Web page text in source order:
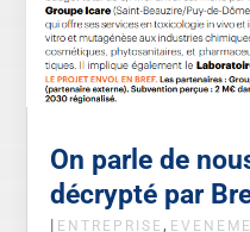
On parle de
décrypté par
| ENTREPRISE ,